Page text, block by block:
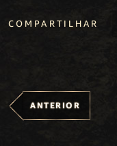
COMPARTILHAR
ANTERIOR